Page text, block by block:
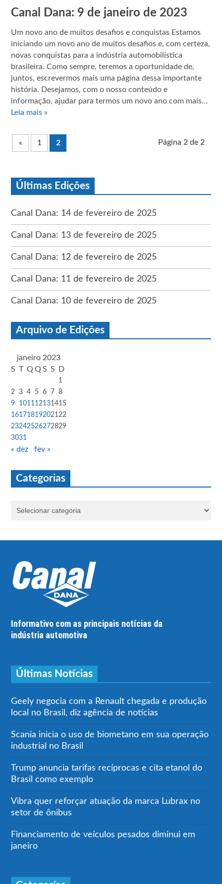
Canal Dana: 9 de janeiro de 2023
Um novo ano de muitos desafios e conquistas Estamos
iniciando um novo ano de muitos desafios e, com certeza,
novas conquistas para a indústria automobilística
brasileira. Como sempre, teremos a oportunidade de,
juntos, escrevermos mais uma página dessa importante
história. Desejamos, com o nosso conteúdo e
informação, ajudar para termos um novo ano com mais…
Leia mais »
Página 2 de 2
« 1 2
Últimas Edições
Canal Dana: 14 de fevereiro de 2025
Canal Dana: 13 de fevereiro de 2025
Canal Dana: 12 de fevereiro de 2025
Canal Dana: 11 de fevereiro de 2025
Canal Dana: 10 de fevereiro de 2025
Arquivo de Edições
janeiro 2023
S T Q Q S S D
1
2
3 4 5 6 7 8
9
1011 12131415
161718192021 22
23242526272829
3031
« dez fev »
Categorias
Informativo com as principais notícias da
indústria automotiva
Últimas Notícias
Geely negocia com a Renault chegada e produção
local no Brasil, diz agência de notícias
Scania inicia o uso de biometano em sua operação
industrial no Brasil
Trump anuncia tarifas recíprocas e cita etanol do
Brasil como exemplo
Vibra quer reforçar atuação da marca Lubrax no
setor de ônibus
Financiamento de veículos pesados diminui em
janeiro